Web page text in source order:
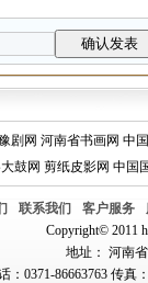
剧网 河南省书画网 中
鼓网 剪纸皮影网 中国
联系我们 客户服务
Copyright© 2011
地址： 河南
：0371-86663763 传真